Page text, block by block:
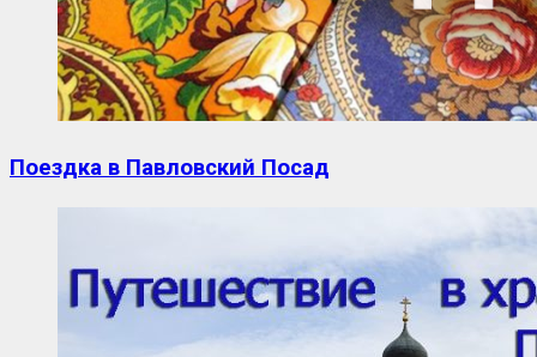
Поездка в Павловский Посад